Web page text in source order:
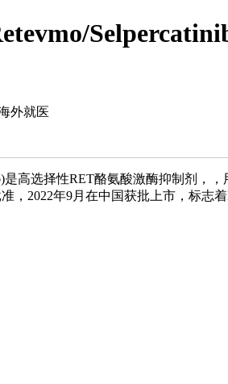
外就医
是高选择性RET酪氨酸激酶抑制剂，
，2022年9月在中国获批上市，标志